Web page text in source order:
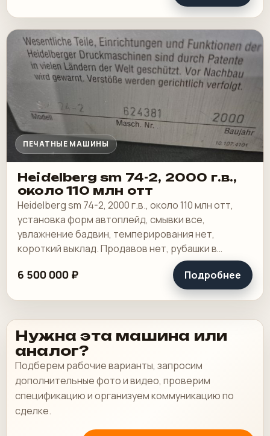
ПЕЧАТНЫЕ МАШИНЫ
Heidelberg sm 74-2, 2000 г.в.,
около 110 млн отт
Heidelberg sm 74-2, 2000 г.в., около 110 млн отт,
установка форм автоплейд, смывки все,
увлажнение бадвин, темперирования нет,
короткий выклад. Продавов нет, рубашки в
хорошем состоянии, таскалки и цепи в хорошем.
6 500 000 ₽ Подробнее
Нужна эта машина или
аналог?
Подберем рабочие варианты, запросим
дополнительные фото и видео, проверим
спецификацию и организуем коммуникацию по
сделке.